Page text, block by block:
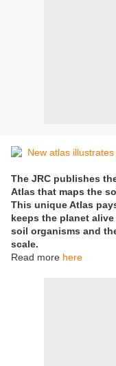
The JRC publishes
Atlas that maps the
This unique Atlas
keeps the planet
soil organisms and
scale.
Read more here